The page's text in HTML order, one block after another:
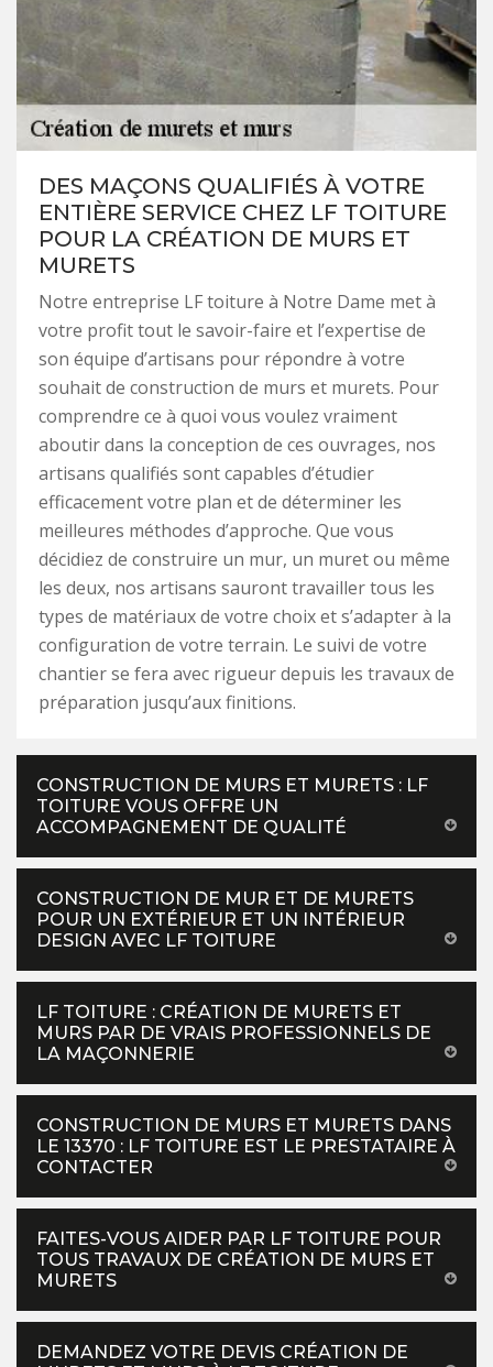
DES MAÇONS QUALIFIÉS À VOTRE
ENTIÈRE SERVICE CHEZ LF TOITURE
POUR LA CRÉATION DE MURS ET
MURETS
Notre entreprise LF toiture à Notre Dame met à
votre profit tout le savoir-faire et l’expertise de
son équipe d’artisans pour répondre à votre
souhait de construction de murs et murets. Pour
comprendre ce à quoi vous voulez vraiment
aboutir dans la conception de ces ouvrages, nos
artisans qualifiés sont capables d’étudier
efficacement votre plan et de déterminer les
meilleures méthodes d’approche. Que vous
décidiez de construire un mur, un muret ou même
les deux, nos artisans sauront travailler tous les
types de matériaux de votre choix et s’adapter à la
configuration de votre terrain. Le suivi de votre
chantier se fera avec rigueur depuis les travaux de
préparation jusqu’aux finitions.
CONSTRUCTION DE MURS ET MURETS : LF
TOITURE VOUS OFFRE UN
ACCOMPAGNEMENT DE QUALITÉ
CONSTRUCTION DE MUR ET DE MURETS
POUR UN EXTÉRIEUR ET UN INTÉRIEUR
DESIGN AVEC LF TOITURE
LF TOITURE : CRÉATION DE MURETS ET
MURS PAR DE VRAIS PROFESSIONNELS DE
LA MAÇONNERIE
CONSTRUCTION DE MURS ET MURETS DANS
LE 13370 : LF TOITURE EST LE PRESTATAIRE À
CONTACTER
FAITES-VOUS AIDER PAR LF TOITURE POUR
TOUS TRAVAUX DE CRÉATION DE MURS ET
MURETS
DEMANDEZ VOTRE DEVIS CRÉATION DE